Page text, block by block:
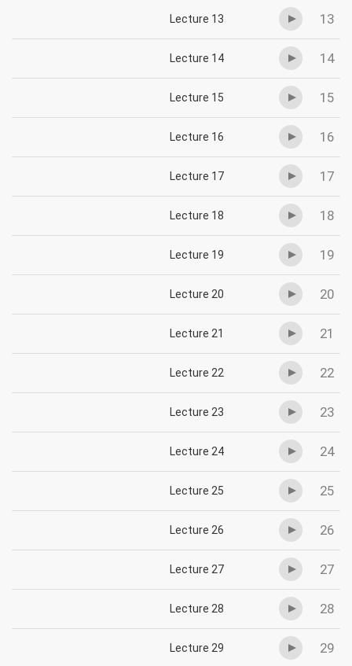
13
Lecture 13
14
Lecture 14
15
Lecture 15
16
Lecture 16
17
Lecture 17
18
Lecture 18
19
Lecture 19
20
Lecture 20
21
Lecture 21
22
Lecture 22
23
Lecture 23
24
Lecture 24
25
Lecture 25
26
Lecture 26
27
Lecture 27
28
Lecture 28
29
Lecture 29